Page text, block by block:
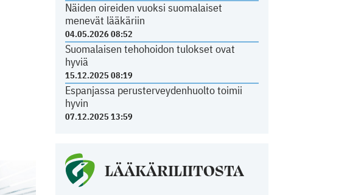
Näiden oireiden vuoksi suomalaiset
menevät lääkäriin
04.05.2026 08:52
Suomalaisen tehohoidon tulokset ovat
hyviä
15.12.2025 08:19
Espanjassa perusterveydenhuolto toimii
hyvin
07.12.2025 13:59
LÄÄKÄRILIITOSTA